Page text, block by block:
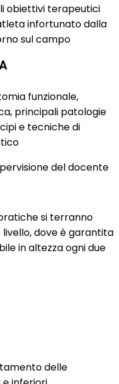
obiettivi terapeutici
infortunato dalla
sul campo
funzionale,
principali patologie
e tecniche di
del docente
si terranno
dove è garantita
in altezza ogni due
delle